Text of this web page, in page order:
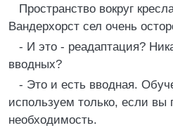
Пространство вокруг
Вандерхорст сел очень
- И это - реадаптация?
вводных?
- Это и есть вводная.
используем только, если вы
необходимость.